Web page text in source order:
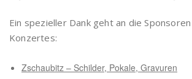
Ein spezieller Dank geht an die
Konzertes:
Zschaubitz – Schilder, Pokale, Gravuren